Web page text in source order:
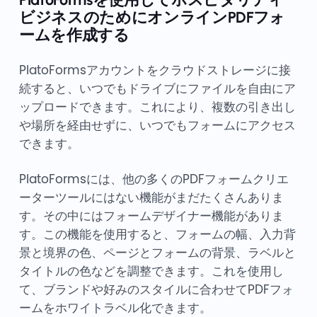
ビジネスのためにオンラインPDFフォ
ームを作成する
PlatoFormsアカウントをクラウドストレージに接
続すると、いつでもドライブにファイルを自由にア
ップロードできます。これにより、複数の引き出し
や場所を経由せずに、いつでもフォームにアクセス
できます。
PlatoFormsには、他の多くのPDFフォームクリエ
ーターツールにはない機能がまだたくさんありま
す。その中にはフォームデザイナー機能がありま
す。この機能を使用すると、フォームの幅、入力背
景と境界の色、ページとフォームの背景、ラベルと
タイトルの色などを調整できます。これを使用し
て、ブランドや好みのスタイルに合わせてPDFフォ
ームをホワイトラベル化できます。